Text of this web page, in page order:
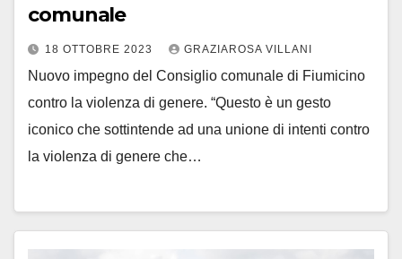
comunale
18 OTTOBRE 2023 GRAZIAROSA VILLANI
Nuovo impegno del Consiglio comunale di Fiumicino
contro la violenza di genere. “Questo è un gesto
iconico che sottintende ad una unione di intenti contro
la violenza di genere che…